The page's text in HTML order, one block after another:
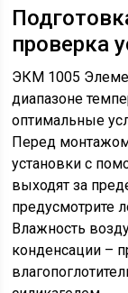
проверка
ЭКМ 1005
диапазоне
оптимальные
Перед монтажом
установки с
выходят за
предусмотрите
Влажность
конденсации –